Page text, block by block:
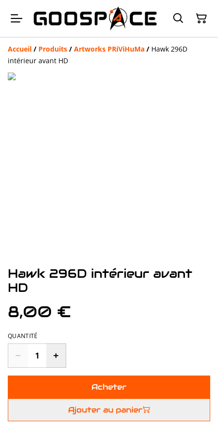
Accueil / Produits / Artworks PRiViHuMa / Hawk 296D
intérieur avant HD
Hawk 296D intérieur avant
HD
8,00 €
QUANTITÉ
Acheter
Ajouter au panier